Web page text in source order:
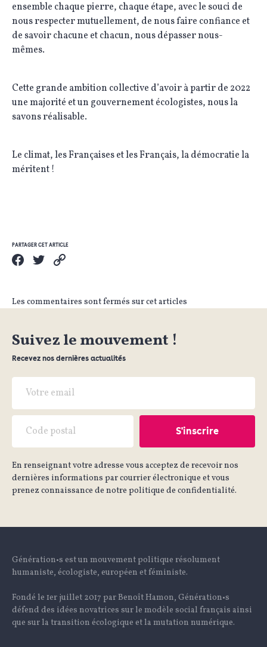
ensemble chaque pierre, chaque étape, avec le souci de
nous respecter mutuellement, de nous faire confiance et
de savoir chacune et chacun, nous dépasser nous-
mêmes.
Cette grande ambition collective d’avoir à partir de 2022
une majorité et un gouvernement écologistes, nous la
savons réalisable.
Le climat, les Françaises et les Français, la démocratie la
méritent !
PARTAGER CET ARTICLE
Les commentaires sont fermés sur cet articles
Suivez le mouvement !
Recevez nos dernières actualités
En renseignant votre adresse vous acceptez de recevoir nos
dernières informations par courrier électronique et vous
prenez connaissance de notre politique de confidentialité.
Génération•s est un mouvement politique résolument
humaniste, écologiste, européen et féministe.
Fondé le 1er juillet 2017 par Benoît Hamon, Génération•s
défend des idées novatrices sur le modèle social français ainsi
que sur la transition écologique et la mutation numérique.